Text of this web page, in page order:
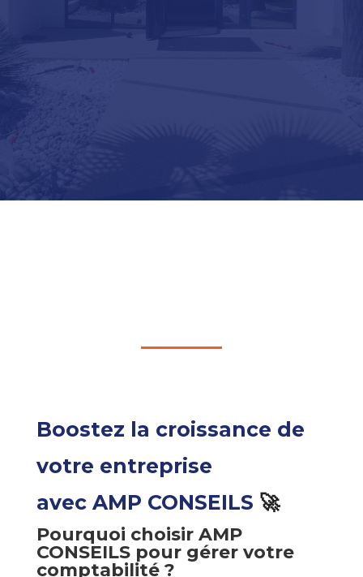
Boostez la croissance de
votre entreprise
avec AMP CONSEILS 🚀
Pourquoi choisir AMP
CONSEILS pour gérer votre
comptabilité ?